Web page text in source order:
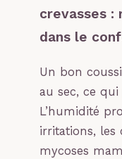
crevasses :
dans le
Un bon
au sec, ce
L’humidité
irritations, les
mycoses